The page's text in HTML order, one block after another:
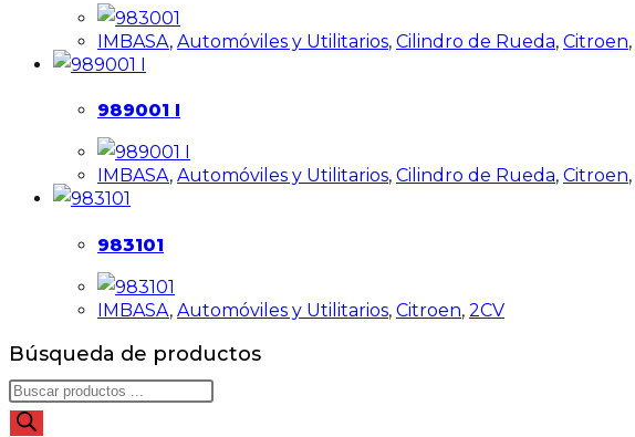
IMBASA, Automóviles y Utilitarios, Cilindro de Rueda, Citroen,
989001 I
IMBASA, Automóviles y Utilitarios, Cilindro de Rueda, Citroen,
983101
IMBASA, Automóviles y Utilitarios, Citroen, 2CV
Búsqueda de productos